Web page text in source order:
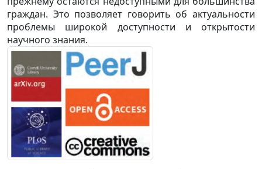
граждан. Это позволяет говорить об актуальности
проблемы широкой доступности и открытости
научного знания.